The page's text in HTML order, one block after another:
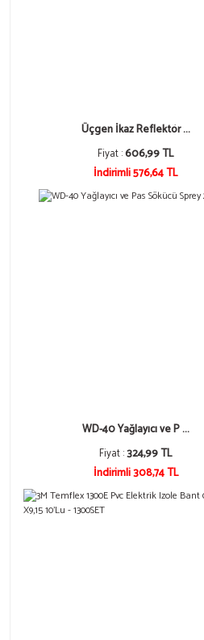
Üçgen İkaz Reflektör ...
Fiyat :606,99 TL
İndirimli 576,64 TL
WD-40 Yağlayıcı ve P ...
Fiyat :324,99 TL
İndirimli 308,74 TL